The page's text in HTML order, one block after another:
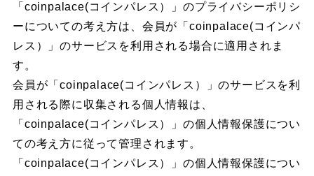
「coinpalace(コインパレス）」のプライバシーポリシ
ーについての考え方は、会員が「coinpalace(コインパ
レス）」のサービスを利用される場合に適用されま
す。
会員が「coinpalace(コインパレス）」のサービスを利
用される際に収集される個人情報は、
「coinpalace(コインパレス）」の個人情報保護につい
ての考え方に従って管理されます。
「coinpalace(コインパレス）」の個人情報保護につい